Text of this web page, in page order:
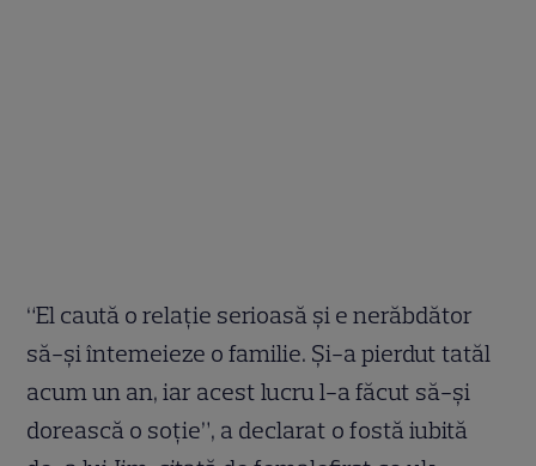
“El caută o relaţie serioasă şi e nerăbdător
să-şi întemeieze o familie. Şi-a pierdut tatăl
acum un an, iar acest lucru l-a făcut să-şi
dorească o soţie”, a declarat o fostă iubită